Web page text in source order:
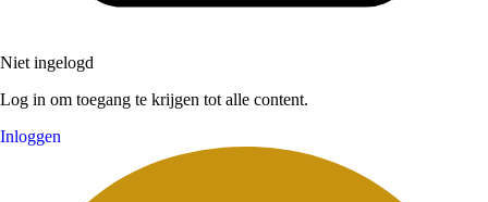
Niet ingelogd
Log in om toegang te krijgen tot alle content.
Inloggen